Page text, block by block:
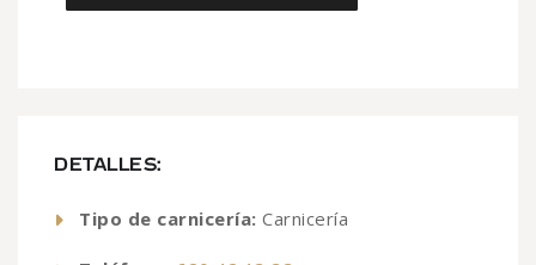
DETALLES:
Tipo de carnicería: Carnicería